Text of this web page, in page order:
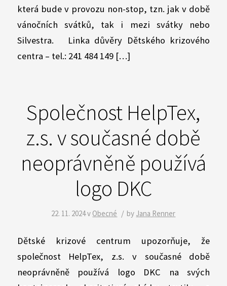
která bude v provozu non-stop, tzn. jak v době
vánočních svátků, tak i mezi svátky nebo
Silvestra. Linka důvěry Dětského krizového
centra – tel.: 241 484 149 […]
Společnost HelpTex,
z.s. v současné době
neoprávněně používá
logo DKC
22. 11. 2024v Obecné / by Jana Renner
Dětské krizové centrum upozorňuje, že
společnost HelpTex, z.s. v současné době
neoprávněně používá logo DKC na svých